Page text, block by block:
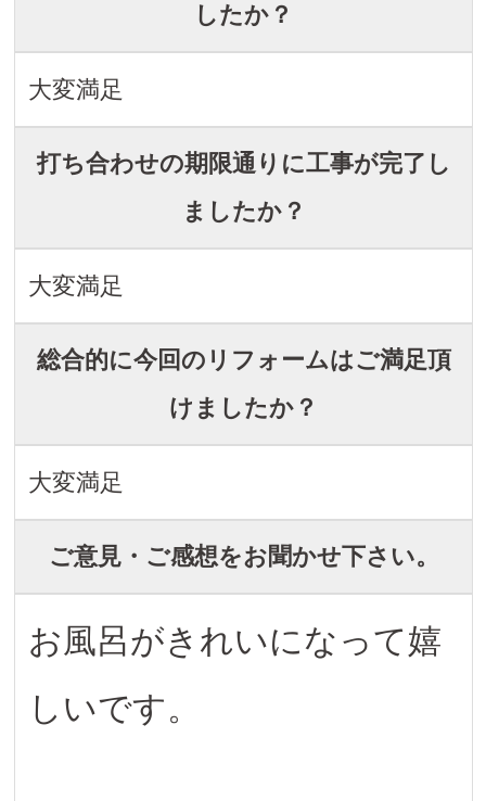
したか？
大変満足
打ち合わせの期限通りに工事が完了し
ましたか？
大変満足
総合的に今回のリフォームはご満足頂
けましたか？
大変満足
ご意見・ご感想をお聞かせ下さい。
お風呂がきれいになって嬉
しいです。